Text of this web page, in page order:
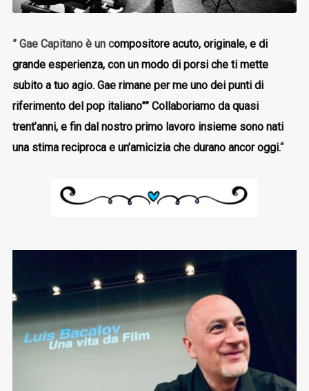
” Gae Capitano è un compositore acuto, originale, e di
grande esperienza, con un modo di porsi che ti mette
subito a tuo agio. Gae rimane per me uno dei punti di
riferimento del pop italiano”” Collaboriamo da quasi
trent’anni, e fin dal nostro primo lavoro insieme sono nati
una stima reciproca e un’amicizia che durano ancor oggi.“